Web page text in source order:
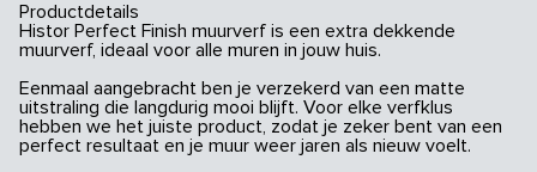
Productdetails
Histor Perfect Finish muurverf is een extra dekkende
muurverf, ideaal voor alle muren in jouw huis.
Eenmaal aangebracht ben je verzekerd van een matte
uitstraling die langdurig mooi blijft. Voor elke verfklus
hebben we het juiste product, zodat je zeker bent van een
perfect resultaat en je muur weer jaren als nieuw voelt.